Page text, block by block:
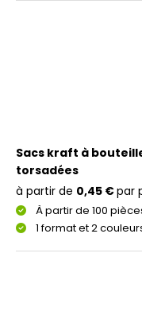
Sacs kraft à
torsadées
À partir de 100
1 format et 2
à partir de 0,45 €par